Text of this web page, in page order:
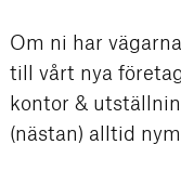
Om ni har
till vårt nya
kontor &
(nästan) alltid